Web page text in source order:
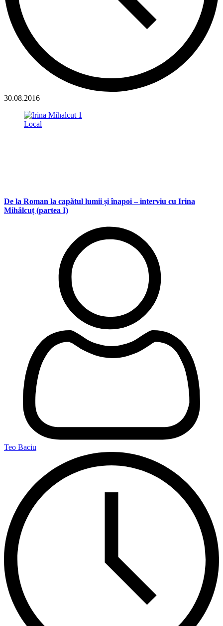
30.08.2016
Local
De la Roman la capătul lumii și înapoi – interviu cu Irina
Mihălcuț (partea I)
Teo Baciu